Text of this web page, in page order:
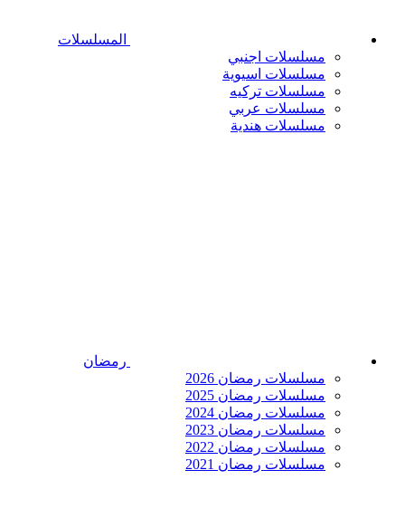
المسلسلات
مسلسلات اجنبي
مسلسلات اسيوية
مسلسلات تركيه
مسلسلات عربي
مسلسلات هندية
رمضان
مسلسلات رمضان 2026
مسلسلات رمضان 2025
مسلسلات رمضان 2024
مسلسلات رمضان 2023
مسلسلات رمضان 2022
مسلسلات رمضان 2021